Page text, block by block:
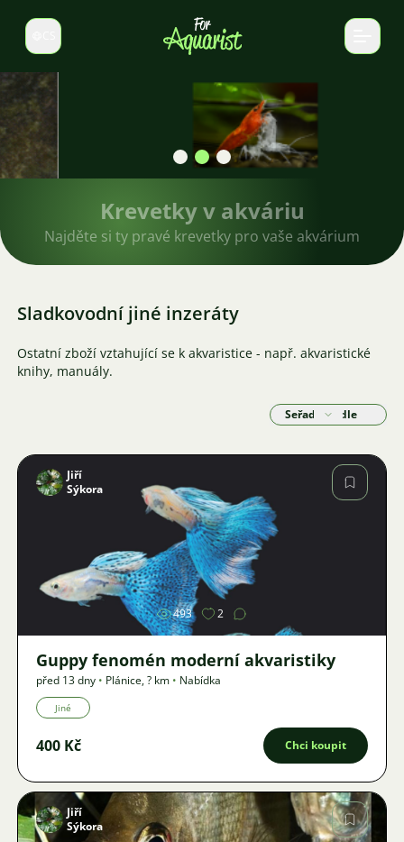
Select language
Krevetky v akváriu
Najděte si ty pravé krevetky pro vaše akvárium
Sladkovodní jiné inzeráty
Ostatní zboží vztahující se k akvaristice - např. akvaristické
knihy, manuály.
Seřadit podle
Obrázek
Jiří
Sýkora
493 2
Guppy fenomén moderní akvaristiky
před 13 dny • Plánice,? km • Nabídka
Jiné
400 Kč Chci koupit
Jiří
Sýkora